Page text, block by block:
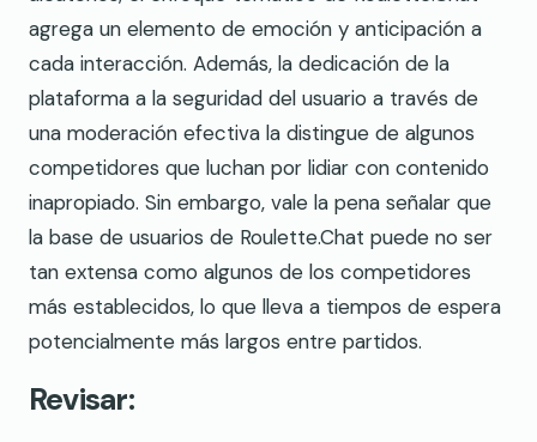
agrega un elemento de emoción y anticipación a
cada interacción. Además, la dedicación de la
plataforma a la seguridad del usuario a través de
una moderación efectiva la distingue de algunos
competidores que luchan por lidiar con contenido
inapropiado. Sin embargo, vale la pena señalar que
la base de usuarios de Roulette.Chat puede no ser
tan extensa como algunos de los competidores
más establecidos, lo que lleva a tiempos de espera
potencialmente más largos entre partidos.
Revisar: